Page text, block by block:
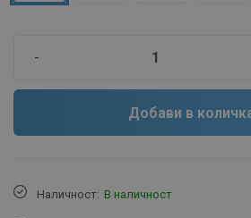
-
Добави в
Наличност: В наличност